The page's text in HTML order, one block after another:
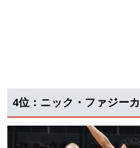
4位：ニック・ファジー